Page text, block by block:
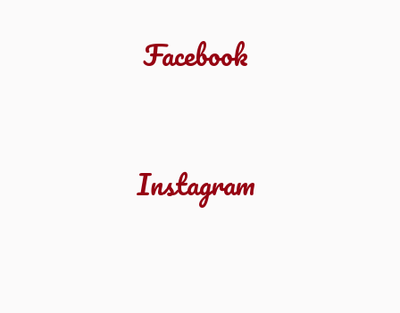
Facebook
Instagram